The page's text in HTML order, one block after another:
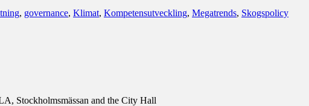
, governance, Klimat, Kompetensutveckling, Megatrends, Skogspolicy
Stockholmsmässan and the City Hall